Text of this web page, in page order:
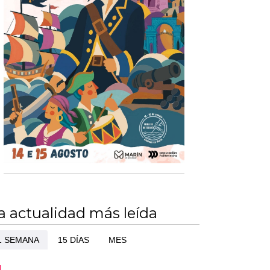
actualidad más leída
SEMANA 15 DÍAS MES